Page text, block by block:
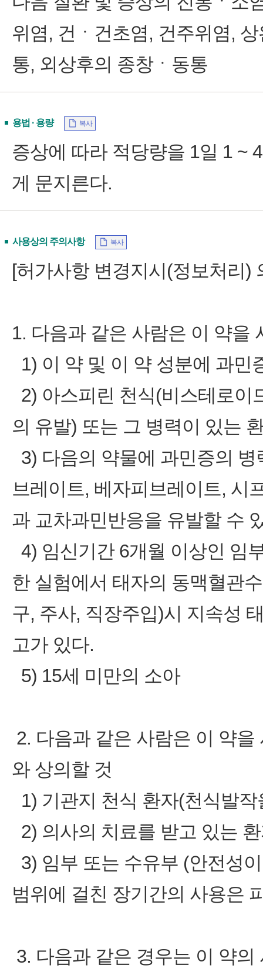
위염, 건ㆍ건초염, 건주위염,
통, 외상후의 종창ㆍ동통
용법 · 용량 복사
증상에 따라 적당량을 1일 1 ~
게 문지른다.
사용상의 주의사항 복사
[허가사항 변경지시(정보처리)
1. 다음과 같은 사람은 이 약을
1) 이 약 및 이 약 성분에 과민
2) 아스피린 천식(비스테로이
의 유발) 또는 그 병력이 있는
3) 다음의 약물에 과민증의
브레이트, 베자피브레이트, 시
과 교차과민반응을 유발할 수
4) 임신기간 6개월 이상인 임
한 실험에서 태자의 동맥혈관
구, 주사, 직장주입)시 지속성
고가 있다.
5) 15세 미만의 소아
2. 다음과 같은 사람은 이 약
와 상의할 것
1) 기관지 천식 환자(천식발
2) 의사의 치료를 받고 있는
3) 임부 또는 수유부 (안전성
범위에 걸친 장기간의 사용은
3. 다음과 같은 경우는 이 약